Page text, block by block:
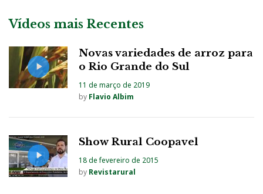
Vídeos mais Recentes
Novas variedades de arroz para
o Rio Grande do Sul
11 de março de 2019
by Flavio Albim
Show Rural Coopavel
18 de fevereiro de 2015
by Revistarural